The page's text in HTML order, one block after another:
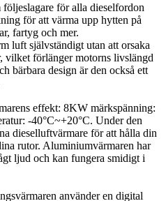
för alla dieselfordon
för att värma upp hytten på
fartyg och mer.
luft självständigt utan att orsaka
vilket förlänger motorns livslängd
bärbara design är den också ett
effekt: 8KW märkspänning:
-40°C~+20°C. Under den
dieselluftvärmare för att hålla din
rutor. Aluminiumvärmaren har
ljud och kan fungera smidigt i
använder en digital